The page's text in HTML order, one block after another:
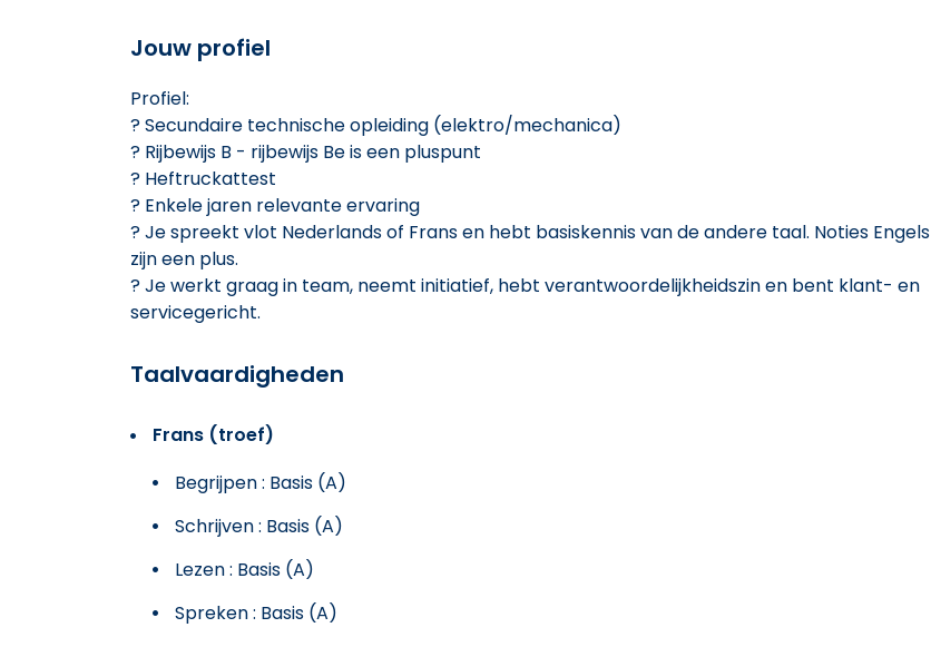
Jouw profiel
Profiel:
? Secundaire technische opleiding (elektro/mechanica)
? Rijbewijs B - rijbewijs Be is een pluspunt
? Heftruckattest
? Enkele jaren relevante ervaring
? Je spreekt vlot Nederlands of Frans en hebt basiskennis van de andere taal. Noties Engels
zijn een plus.
? Je werkt graag in team, neemt initiatief, hebt verantwoordelijkheidszin en bent klant- en
servicegericht.
Taalvaardigheden
Frans (troef)
Begrijpen : Basis (A)
Schrijven : Basis (A)
Lezen : Basis (A)
Spreken : Basis (A)